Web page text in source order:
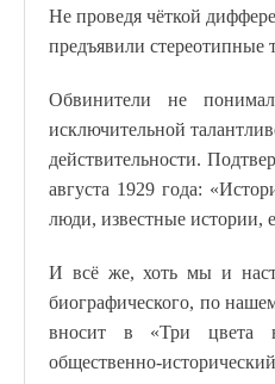
Не проведя чёткой
предъявили стереотипные
Обвинители не
исключительной
действительности.
августа 1929 года:
люди, известные истории,
И всё же, хоть мы и
биографического, по
вносит в «Три цвета
общественно-